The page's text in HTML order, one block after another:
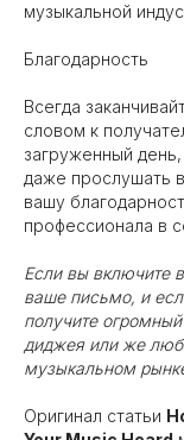
музыкальной
Благодарность
Всегда
словом к
загруженный
даже прослушать
вашу
профессионала в
Если вы включите
ваше письмо, и
получите
диджея или же
музыкальном
Оригинал статьи